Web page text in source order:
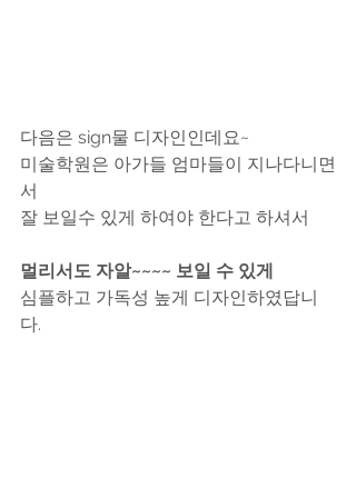
다음은 sign물 디자인인데요~
미술학원은 아가들 엄마들이 지나다니면
서
잘 보일수 있게 하여야 한다고 하셔서
멀리서도 자알~~~~ 보일 수 있게
심플하고 가독성 높게 디자인하였답니
다.